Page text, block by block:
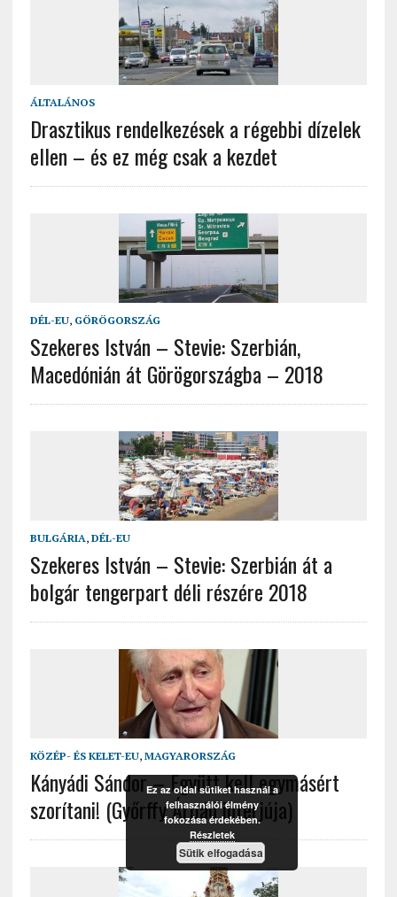
ÁLTALÁNOS
Drasztikus rendelkezések a régebbi dízelek
ellen – és ez még csak a kezdet
DÉL-EU, GÖRÖGORSZÁG
Szekeres István – Stevie: Szerbián,
Macedónián át Görögországba – 2018
BULGÁRIA, DÉL-EU
Szekeres István – Stevie: Szerbián át a
bolgár tengerpart déli részére 2018
KÖZÉP- ÉS KELET-EU, MAGYARORSZÁG
Kányádi Sándor – Együtt kell egymásért
szorítani! (Győrffy Árpád interjúja)
Ez az oldal sütiket használ a
felhasználói élmény
fokozása érdekében.
Részletek
Sütik elfogadása